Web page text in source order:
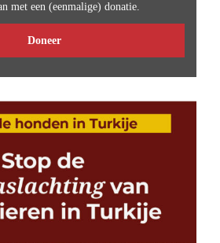
met een (eenmalige) donatie.
Doneer